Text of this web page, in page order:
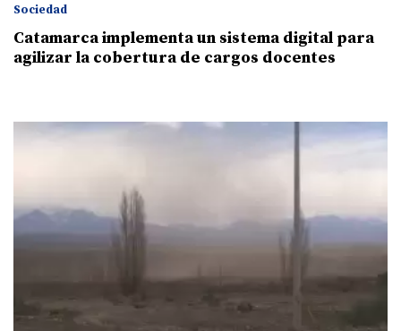
Sociedad
Catamarca implementa un sistema digital para
agilizar la cobertura de cargos docentes